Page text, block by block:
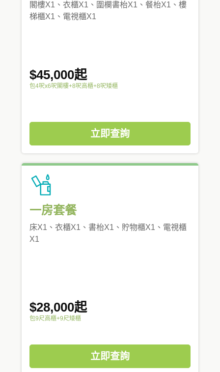
閣樓X1、衣櫃X1、圍欄書枱X1、餐枱X1、樓
梯櫃X1、電視櫃X1
$45,000起
包4呎x6呎閣樓+8呎高櫃+8呎矮櫃
立即查詢
一房套餐
床X1、衣櫃X1、書枱X1、貯物櫃X1、電視櫃
X1
$28,000起
包9尺高櫃+9尺矮櫃
立即查詢